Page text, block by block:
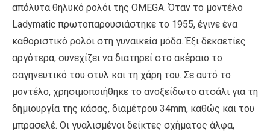
απόλυτα θηλυκό ρολόι της OMEGA. Όταν το μοντέλο
Ladymatic πρωτοπαρουσιάστηκε το 1955, έγινε ένα
καθοριστικό ρολόι στη γυναικεία μόδα. Έξι δεκαετίες
αργότερα, συνεχίζει να διατηρεί στο ακέραιο το
σαγηνευτικό του στυλ και τη χάρη του. Σε αυτό το
μοντέλο, χρησιμοποιήθηκε το ανοξείδωτο ατσάλι για τη
δημιουργία της κάσας, διαμέτρου 34mm, καθώς και του
μπρασελέ. Οι γυαλισμένοι δείκτες σχήματος άλφα,